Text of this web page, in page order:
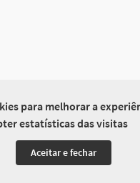
para melhorar a
estatísticas das visitas
Aceitar e fechar